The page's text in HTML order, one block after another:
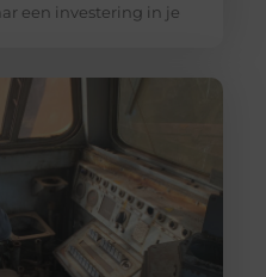
een investering in je